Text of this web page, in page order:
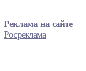
Реклама на сайте
Росреклама